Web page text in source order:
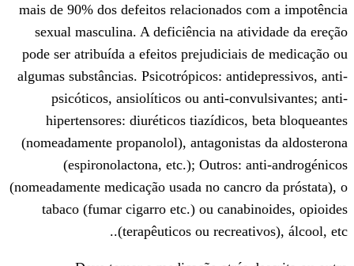
mais de 90% dos defeitos relacionados
sexual masculina. A deficiência na
pode ser atribuída a efeitos
algumas substâncias. Psicotrópicos:
psicóticos, ansiolíticos ou anti-
hipertensores: diuréticos tiazídicos,
(nomeadamente propanolol),
(espironolactona, etc.); Outros:
(nomeadamente medicação usada no
tabaco (fumar cigarro etc.) ou
(terapêuticos ou